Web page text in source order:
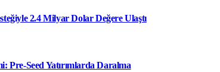
2.4 Milyar Dolar Değere Ulaştı
Pre-Seed Yatırımlarda Daralma